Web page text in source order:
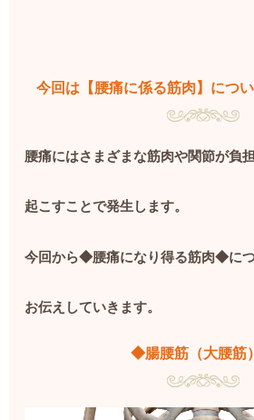
今回は【腰痛に係る筋肉】につい
腰痛にはさまざまな筋肉や関節が負
起こすことで発生します。
今回から◆腰痛になり得る筋肉◆に
お伝えしていきます。
◆腸腰筋（大腰筋